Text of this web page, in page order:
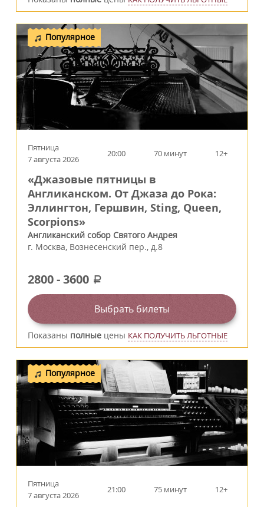
Популярное
Пятница
7 августа 2026
20:00 70 минут 12+
«Джазовые пятницы в
Англиканском. От Джаза до Рока:
Эллингтон, Гершвин, Sting, Queen,
Scorpions»
Англиканский собор Святого Андрея
г. Москва, Вознесенский пер., д.8
2800-3600 a
Выбрать билеты
Показаны полные цены КАК ПОЛУЧИТЬ ЛЬГОТНЫЕ
Популярное
Пятница
7 августа 2026
21:00 75 минут 12+